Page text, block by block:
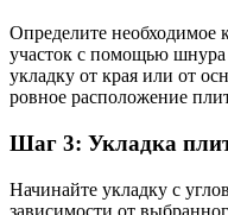
Определите необходимое
участок с помощью шнура
укладку от края или от
ровное расположение
Шаг 3: Укладка
Начинайте укладку с
зависимости от